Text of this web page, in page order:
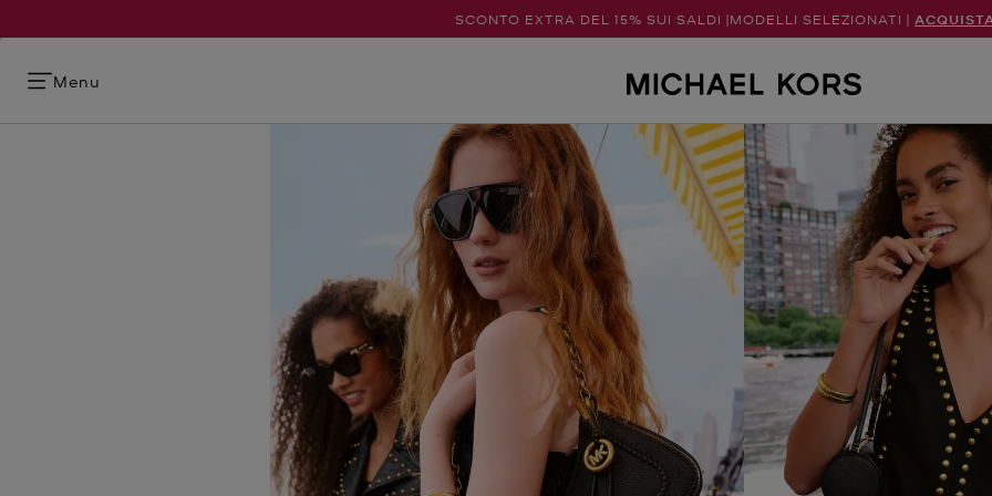
SCONTO EXTRA DEL 15% SUI SALDI |MODELLI SELEZIONATI |
Menu